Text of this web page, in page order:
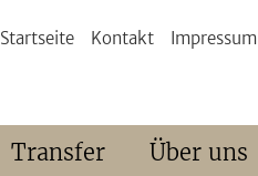
Startseite Kontakt Impressum
Transfer Über uns